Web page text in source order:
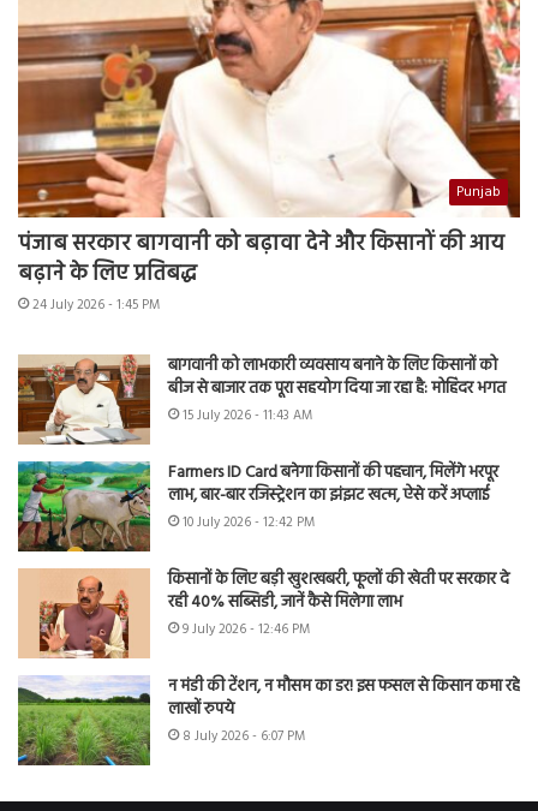
Punjab
पंजाब सरकार बागवानी को बढ़ावा देने और किसानों की आय
बढ़ाने के लिए प्रतिबद्ध
24 July 2026 - 1:45 PM
बागवानी को लाभकारी व्यवसाय बनाने के लिए किसानों को
बीज से बाजार तक पूरा सहयोग दिया जा रहा है: मोहिंदर भगत
15 July 2026 - 11:43 AM
Farmers ID Card बनेगा किसानों की पहचान, मिलेंगे भरपूर
लाभ, बार-बार रजिस्ट्रेशन का झंझट खत्म, ऐसे करें अप्लाई
10 July 2026 - 12:42 PM
किसानों के लिए बड़ी खुशखबरी, फूलों की खेती पर सरकार दे
रही 40% सब्सिडी, जानें कैसे मिलेगा लाभ
9 July 2026 - 12:46 PM
न मंडी की टेंशन, न मौसम का डर! इस फसल से किसान कमा रहे
लाखों रुपये
8 July 2026 - 6:07 PM